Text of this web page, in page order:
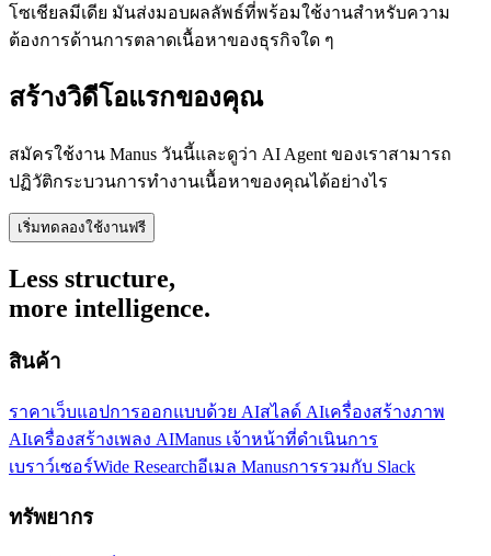
โซเชียลมีเดีย มันส่งมอบผลลัพธ์ที่พร้อมใช้งานสำหรับความ
ต้องการด้านการตลาดเนื้อหาของธุรกิจใด ๆ
สร้างวิดีโอแรกของคุณ
สมัครใช้งาน Manus วันนี้และดูว่า AI Agent ของเราสามารถ
ปฏิวัติกระบวนการทำงานเนื้อหาของคุณได้อย่างไร
เริ่มทดลองใช้งานฟรี
Less structure,
more intelligence.
สินค้า
ราคาเว็บแอปการออกแบบด้วย AIสไลด์ AIเครื่องสร้างภาพ
AIเครื่องสร้างเพลง AIManus เจ้าหน้าที่ดำเนินการ
เบราว์เซอร์Wide Researchอีเมล Manusการรวมกับ Slack
ทรัพยากร